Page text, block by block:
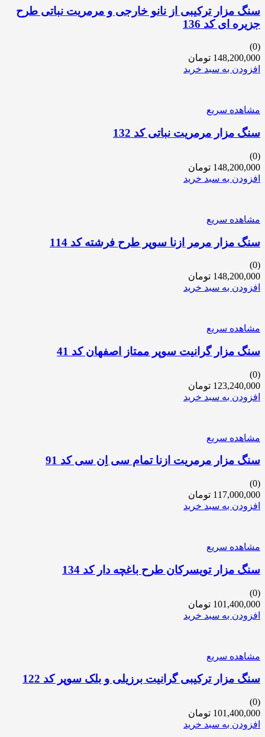
سنگ مزار ترکیبی از نانو خارجی و مرمریت نباتی طرح
جزیره ای کد 136
(0)
148,200,000 تومان
افزودن به سبد خرید
مشاهده سریع
سنگ مزار مرمریت نباتی کد 132
(0)
148,200,000 تومان
افزودن به سبد خرید
مشاهده سریع
سنگ مزار مرمر ازنا سوپر طرح فرشته کد 114
(0)
148,200,000 تومان
افزودن به سبد خرید
مشاهده سریع
سنگ مزار گرانیت سوپر ممتاز اصفهان کد 41
(0)
123,240,000 تومان
افزودن به سبد خرید
مشاهده سریع
سنگ مزار مرمریت ازنا تمام سی اِن سی کد 91
(0)
117,000,000 تومان
افزودن به سبد خرید
مشاهده سریع
سنگ مزار تویسرکان طرح باغچه دار کد 134
(0)
101,400,000 تومان
افزودن به سبد خرید
مشاهده سریع
سنگ مزار ترکیبی گرانیت برزیلی و بلک سوپر کد 122
(0)
101,400,000 تومان
افزودن به سبد خرید